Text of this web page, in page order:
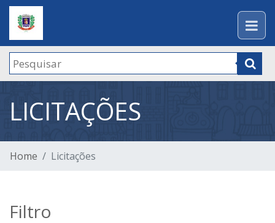
LICITAÇÕES
Home Licitações
Filtro